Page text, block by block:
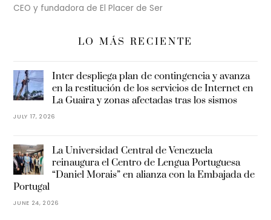
CEO y fundadora de El Placer de Ser
LO MÁS RECIENTE
Inter despliega plan de contingencia y avanza
en la restitución de los servicios de Internet en
La Guaira y zonas afectadas tras los sismos
JULY 17, 2026
La Universidad Central de Venezuela
reinaugura el Centro de Lengua Portuguesa
“Daniel Morais” en alianza con la Embajada de
Portugal
JUNE 24, 2026